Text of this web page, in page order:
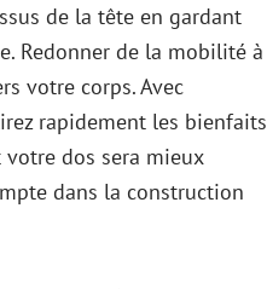
de la tête en gardant
Redonner de la mobilité à
votre corps. Avec
rapidement les bienfaits
dos sera mieux
dans la construction